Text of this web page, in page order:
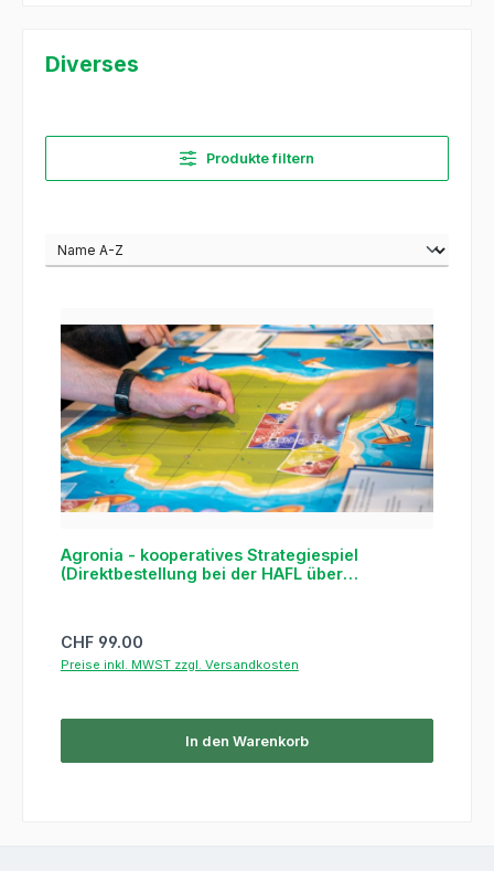
Diverses
Produkte filtern
Agronia - kooperatives Strategiespiel
(Direktbestellung bei der HAFL über
Regulärer Preis:
CHF 99.00
Preise inkl. MWST zzgl. Versandkosten
In den Warenkorb